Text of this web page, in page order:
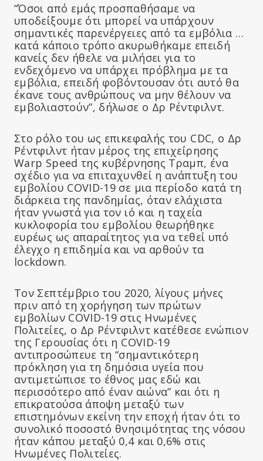
“Όσοι από εμάς προσπαθήσαμε να
υποδείξουμε ότι μπορεί να υπάρχουν
σημαντικές παρενέργειες από τα εμβόλια …
κατά κάποιο τρόπο ακυρωθήκαμε επειδή
κανείς δεν ήθελε να μιλήσει για το
ενδεχόμενο να υπάρχει πρόβλημα με τα
εμβόλια, επειδή φοβόντουσαν ότι αυτό θα
έκανε τους ανθρώπους να μην θέλουν να
εμβολιαστούν”, δήλωσε ο Δρ Ρέντφιλντ.
Στο ρόλο του ως επικεφαλής του CDC, ο Δρ
Ρέντφιλντ ήταν μέρος της επιχείρησης
Warp Speed της κυβέρνησης Τραμπ, ένα
σχέδιο για να επιταχυνθεί η ανάπτυξη του
εμβολίου COVID-19 σε μια περίοδο κατά τη
διάρκεια της πανδημίας, όταν ελάχιστα
ήταν γνωστά για τον ιό και η ταχεία
κυκλοφορία του εμβολίου θεωρήθηκε
ευρέως ως απαραίτητος για να τεθεί υπό
έλεγχο η επιδημία και να αρθούν τα
lockdown.
Τον Σεπτέμβριο του 2020, λίγους μήνες
πριν από τη χορήγηση των πρώτων
εμβολίων COVID-19 στις Ηνωμένες
Πολιτείες, ο Δρ Ρέντφιλντ κατέθεσε ενώπιον
της Γερουσίας ότι η COVID-19
αντιπροσώπευε τη “σημαντικότερη
πρόκληση για τη δημόσια υγεία που
αντιμετώπισε το έθνος μας εδώ και
περισσότερο από έναν αιώνα” και ότι η
επικρατούσα άποψη μεταξύ των
επιστημόνων εκείνη την εποχή ήταν ότι το
συνολικό ποσοστό θνησιμότητας της νόσου
ήταν κάπου μεταξύ 0,4 και 0,6% στις
Ηνωμένες Πολιτείες.